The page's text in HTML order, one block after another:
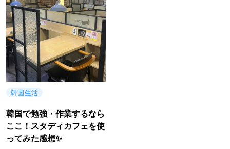
韓国生活
韓国で勉強・作業するなら
ここ！スタディカフェを使
ってみた感想✨